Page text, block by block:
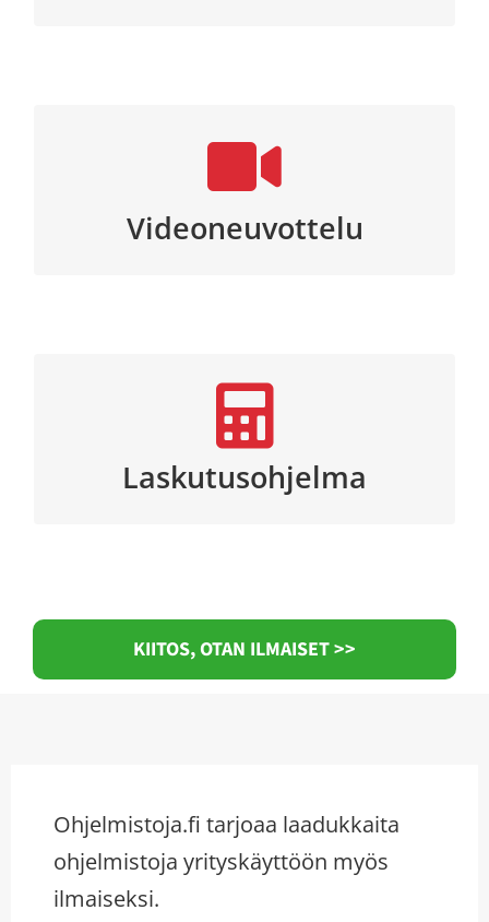
Videoneuvottelu
Microsoft 0365 Teams viestintä- ja
ryhmätyöskentelytila.
Laskutusohjelma
Isolta Archimedes laskutusohjelma
yrittäjälle.
KIITOS, OTAN ILMAISET >>
Ohjelmistoja.fi tarjoaa laadukkaita
ohjelmistoja yrityskäyttöön myös
ilmaiseksi.